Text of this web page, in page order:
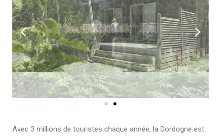
Avec 3 millions de touristes chaque année, la Dordogne est